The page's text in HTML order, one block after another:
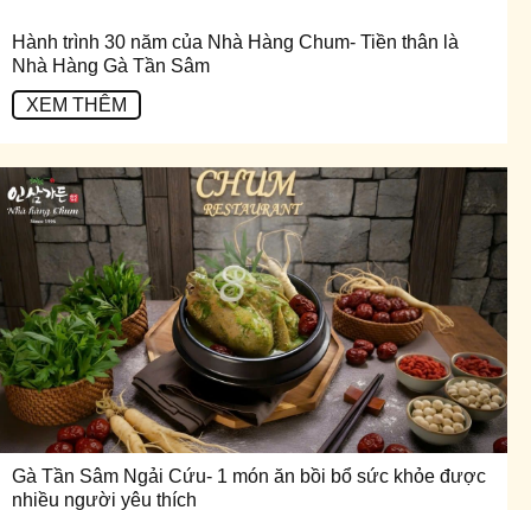
Hành trình 30 năm của Nhà Hàng Chum- Tiền thân là
Nhà Hàng Gà Tần Sâm
XEM THÊM
Gà Tần Sâm Ngải Cứu- 1 món ăn bồi bổ sức khỏe được
nhiều người yêu thích